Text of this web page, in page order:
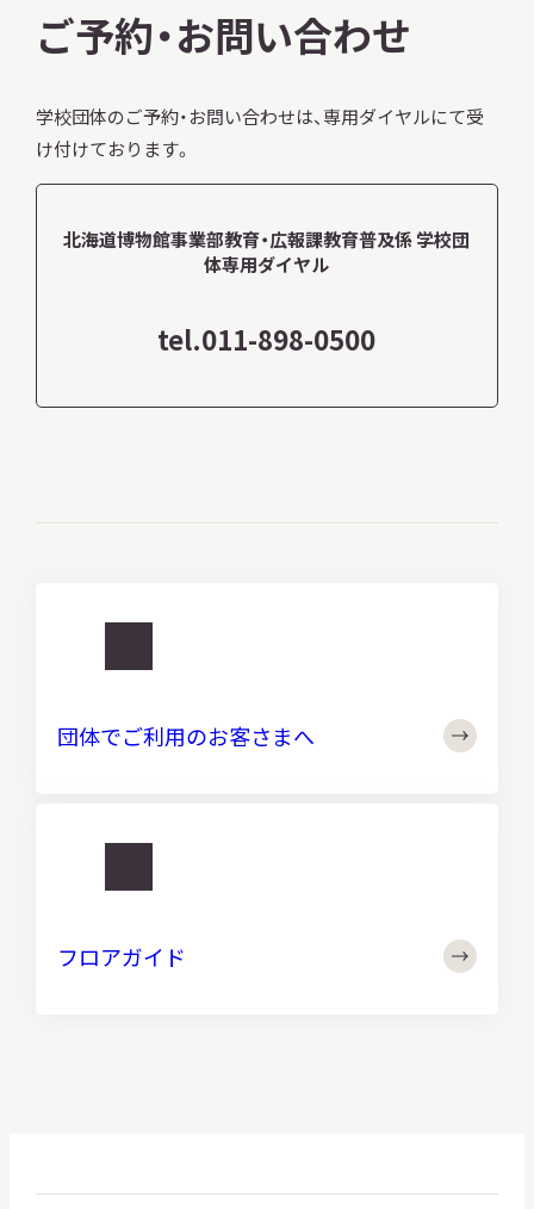
ご予約・お問い合わせ
学校団体のご予約・お問い合わせは、専用ダイヤルにて受
け付けております。
北海道博物館事業部教育・広報課教育普及係 学校団
体専用ダイヤル
tel.011-898-0500
団
で
お
さ
団体でご利用のお客さまへ
フ
ア
フロアガイド